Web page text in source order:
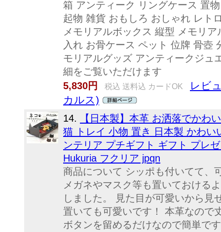
箱 アンティーク リングケース 置
起物 雑貨 おもしろ おしゃれ レト
メモリアルボックス 縦型 メモリ
入れ お骨ケース ペット 位牌 骨壺
モリアルグッズ アンティークジ
細をご覧いただけます
5,830円
税込 送料込 カードOK
レビ
カルス)
14.
【日本製】本革 お洒落でかわ
猫 トレイ 小物 置き 日本製 かわ
ンテリア プチギフト ギフト プレ
Hukuria フクリア jpqn
商品について シッポも付いてて、
メガネやマスク等も置いておける
しました。 見た目が可愛いから見
置いても可愛いです！ 本革なので
ボタンを留めるだけなので簡単で